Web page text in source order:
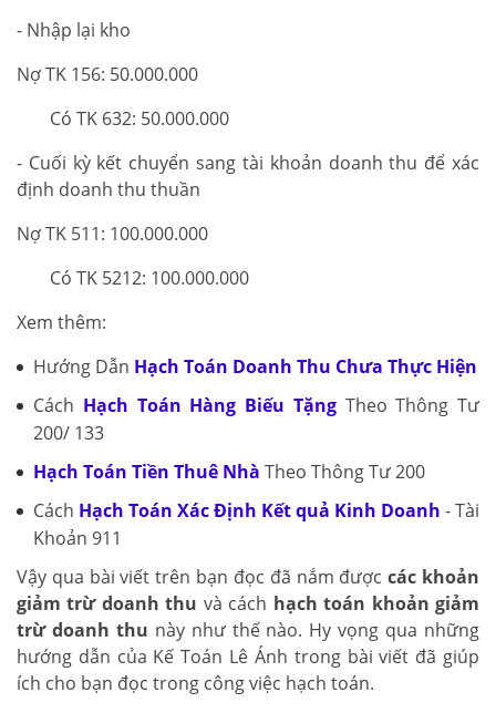
- Nhập lại kho
Nợ TK 156: 50.000.000
Có TK 632: 50.000.000
- Cuối kỳ kết chuyển sang tài khoản doanh thu để xác
định doanh thu thuần
Nợ TK 511: 100.000.000
Có TK 5212: 100.000.000
Xem thêm:
Hướng Dẫn Hạch Toán Doanh Thu Chưa Thực Hiện
Cách Hạch Toán Hàng Biếu TặngTheo Thông Tư
200/ 133
Hạch Toán Tiền Thuê Nhà Theo Thông Tư 200
Cách Hạch Toán Xác Định Kết quả Kinh Doanh - Tài
Khoản 911
Vậy qua bài viết trên bạn đọc đã nắm đượccác khoản
giảm trừ doanh thu và cách hạch toán khoản giảm
trừ doanh thu này như thế nào. Hy vọng qua những
hướng dẫn của Kế Toán Lê Ánh trong bài viết đã giúp
ích cho bạn đọc trong công việc hạch toán.